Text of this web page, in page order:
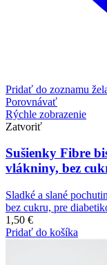
Pridať do zoznamu
Porovnávať
Rýchle zobrazenie
Zatvoriť
Sušienky Fibre
vlákniny, bez
Sladké a slané
bez cukru, pre
1,50 €
Pridať do košíka